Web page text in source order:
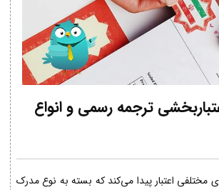
ترجمه رسمی و انواع
مختلفی اعتبار پیدا می‌کند که بسته به نوع مدرک